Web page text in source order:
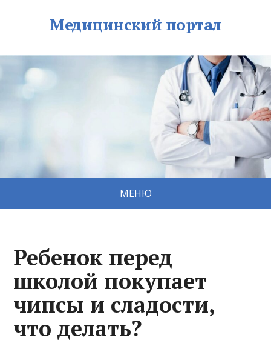
Медицинский портал
МЕНЮ
Ребенок перед
школой покупает
чипсы и сладости,
что делать?